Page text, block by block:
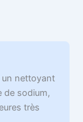
un nettoyant
de sodium,
très